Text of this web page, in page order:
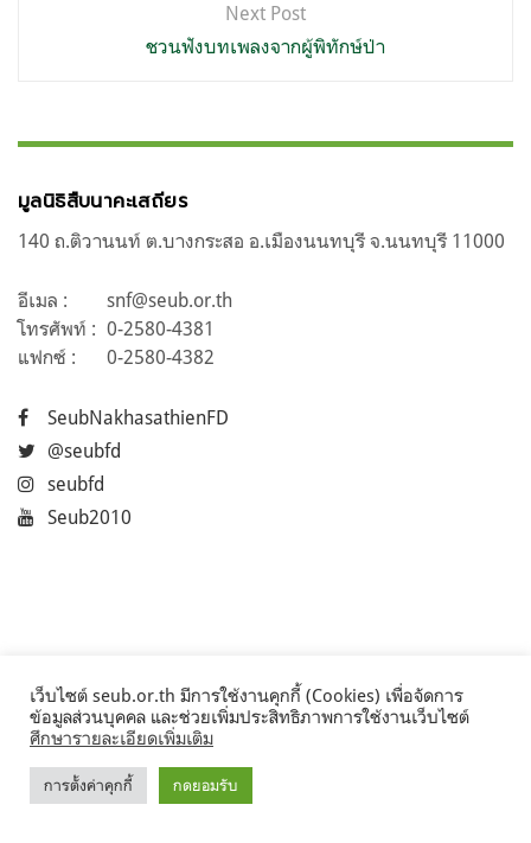
Next Post
ชวนฟังบทเพลงจากผู้พิทักษ์ป่า
มูลนิธิสืบนาคะเสถียร
140 ถ.ติวานนท์ ต.บางกระสอ อ.เมืองนนทบุรี จ.นนทบุรี 11000
อีเมล :
snf@seub.or.th
โทรศัพท์ : 0-2580-4381
แฟกซ์ :
0-2580-4382
SeubNakhasathienFD
@seubfd
seubfd
Seub2010
©2017 Seub.or.th
เว็บไซต์ seub.or.th มีการใช้งานคุกกี้ (Cookies) เพื่อจัดการ
ข้อมูลส่วนบุคคล และช่วยเพิ่มประสิทธิภาพการใช้งานเว็บไซต์
ศึกษารายละเอียดเพิ่มเติม
การตั้งค่าคุกกี้ กดยอมรับ